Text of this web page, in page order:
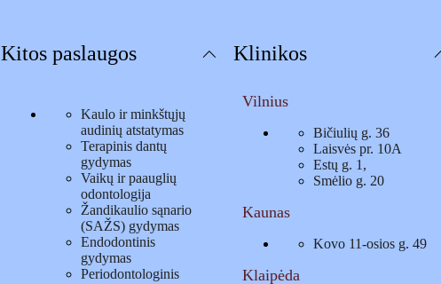
Kitos paslaugos
Kaulo ir minkštųjų
audinių atstatymas
Terapinis dantų
gydymas
Vaikų ir paauglių
odontologija
Žandikaulio sąnario
(SAŽS) gydymas
Endodontinis
gydymas
Periodontologinis
Klinikos
Vilnius
Bičiulių g. 36
Laisvės pr. 10A
Estų g. 1,
Smėlio g. 20
Kaunas
Kovo 11-osios g. 49
Klaipėda